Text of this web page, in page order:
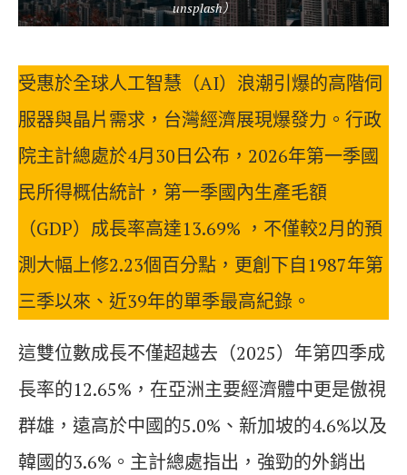
unsplash）
受惠於全球人工智慧（AI）浪潮引爆的高階伺
服器與晶片需求，台灣經濟展現爆發力。行政
院主計總處於4月30日公布，2026年第一季國
民所得概估統計，第一季國內生產毛額
（GDP）成長率高達13.69% ，不僅較2月的預
測大幅上修2.23個百分點，更創下自1987年第
三季以來、近39年的單季最高紀錄。
這雙位數成長不僅超越去（2025）年第四季成
長率的12.65%，在亞洲主要經濟體中更是傲視
群雄，遠高於中國的5.0%、新加坡的4.6%以及
韓國的3.6%。主計總處指出，強勁的外銷出